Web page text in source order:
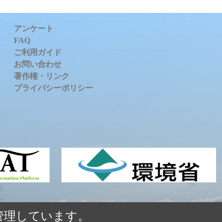
アンケート
FAQ
ご利用ガイド
お問い合わせ
著作権・リンク
プライバシーポリシー
しています。